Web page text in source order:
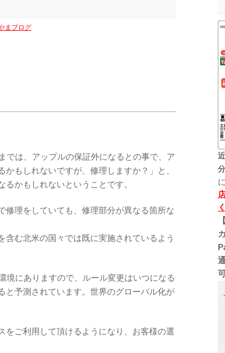
まブログ
では、アップルの保証外になるとの事で、ア
もしれないですが、修理しますか？」と、
かもしれないということです。
修理をしていても、修理部分が異なる箇所な
む北米の国々では既に実施されているよう
境にありますので、ルール変更はいつになる
と予測されています。世界のグローバル化が
をご利用して頂けるようになり、お客様の選
分